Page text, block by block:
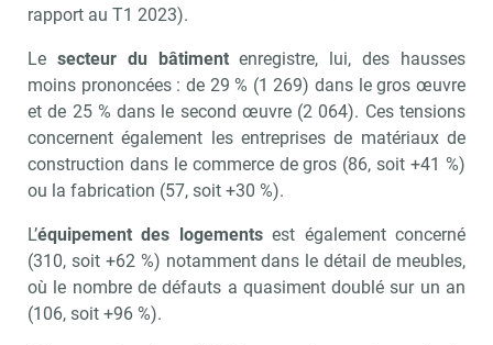
rapport au T1 2023).
Le secteur du bâtimentenregistre, lui, des hausses
moins prononcées : de 29 % (1 269) dans le gros œuvre
et de 25 % dans le second œuvre (2 064). Ces tensions
concernent également les entreprises de matériaux de
construction dans le commerce de gros (86, soit +41 %)
ou la fabrication (57, soit +30 %).
L’équipement des logementsest également concerné
(310, soit +62 %) notamment dans le détail de meubles,
où le nombre de défauts a quasiment doublé sur un an
(106, soit +96 %).